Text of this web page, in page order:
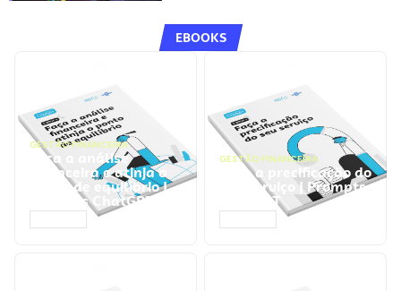
EBOOKS
GESTÃO FINANCEIRA
Faça a análise
financeira e atinja o
ponto de equilíbrio |
Prompts ChatGPT
GESTÃO FINANCEIRA
Faça a precificação do
seu serviço | Prompts
ChatGPT